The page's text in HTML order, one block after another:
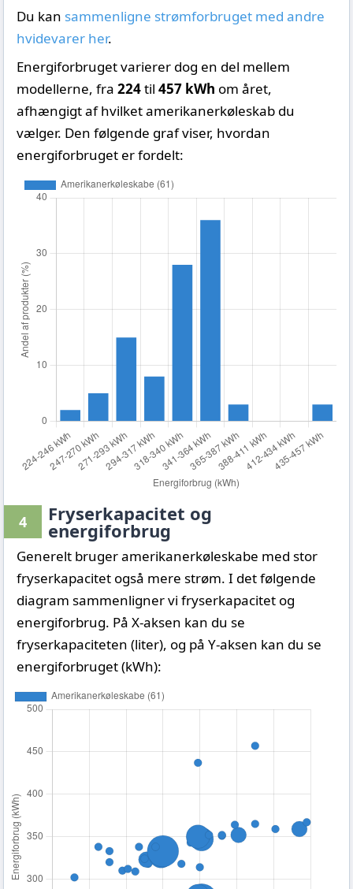
Du kan sammenligne strømforbruget med andre
hvidevarer her.
Energiforbruget varierer dog en del mellem
modellerne, fra 224til 457 kWh om året,
afhængigt af hvilket amerikanerkøleskab du
vælger. Den følgende graf viser, hvordan
energiforbruget er fordelt:
4 Fryserkapacitet og
energiforbrug
Generelt bruger amerikanerkøleskabe med stor
fryserkapacitet også mere strøm. I det følgende
diagram sammenligner vi fryserkapacitet og
energiforbrug. På X-aksen kan du se
fryserkapaciteten (liter), og på Y-aksen kan du se
energiforbruget (kWh):